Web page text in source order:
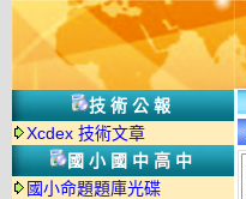
技術公報
Xcdex 技術文章
國小國中高中
國小命題題庫光碟